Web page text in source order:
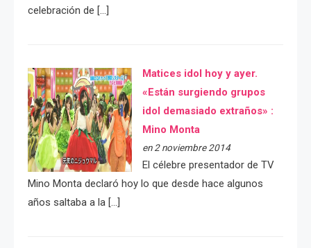
celebración de […]
Matices idol hoy y ayer.
«Están surgiendo grupos
idol demasiado extraños» :
Mino Monta
en 2 noviembre 2014
El célebre presentador de TV
Mino Monta declaró hoy lo que desde hace algunos
años saltaba a la […]